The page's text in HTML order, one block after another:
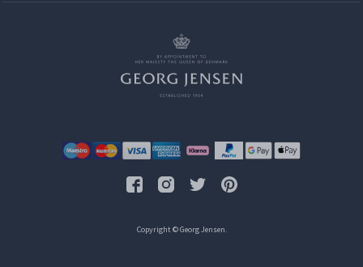
Copyright © Georg Jensen.